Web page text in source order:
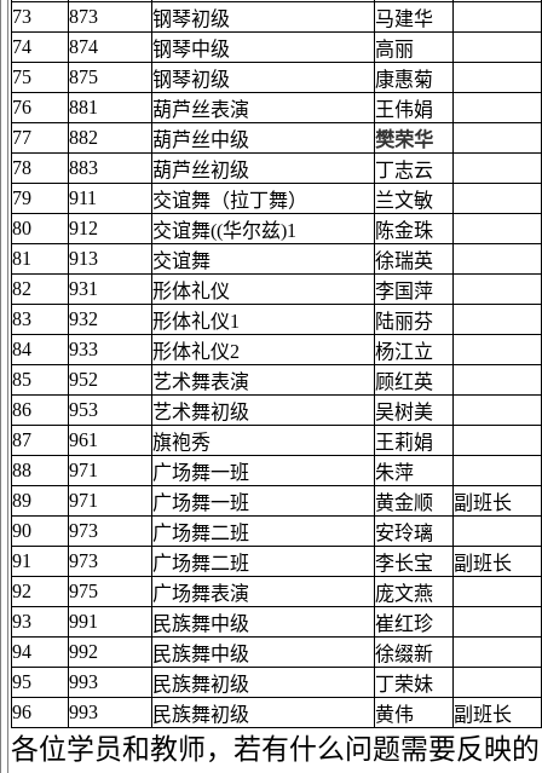
73 873 钢琴初级
马建华
74
874 钢琴中级
高丽
75
875 钢琴初级
康惠菊
76
881 葫芦丝表演
王伟娟
77
882 葫芦丝中级
樊荣华
78
883 葫芦丝初级
丁志云
79
911 交谊舞（拉丁舞）
兰文敏
80
912 交谊舞((华尔兹)1
陈金珠
81
913 交谊舞
徐瑞英
82
931 形体礼仪
李国萍
83
932 形体礼仪1
陆丽芬
84
933 形体礼仪2
杨江立
85
952 艺术舞表演
顾红英
86
953 艺术舞初级
吴树美
87
961 旗袍秀
王莉娟
88
971 广场舞一班
朱萍
89
971 广场舞一班 黄金顺
副班长
90
973 广场舞二班
安玲璃
91
973 广场舞二班 李长宝
副班长
92
975 广场舞表演
庞文燕
93
991 民族舞中级
崔红珍
94
992 民族舞中级
徐缀新
95
993 民族舞初级
丁荣妹
96
993 民族舞初级 黄伟 副班长
各位学员和教师，若有什么问题需要反映